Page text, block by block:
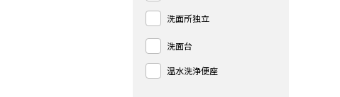
洗面所独立
洗面台
温水洗浄便座